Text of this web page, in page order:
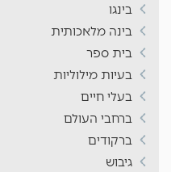
בינגו
בינה מלאכותית
בית ספר
בעיות מילוליות
בעלי חיים
ברחבי העולם
ברקודים
גיבוש